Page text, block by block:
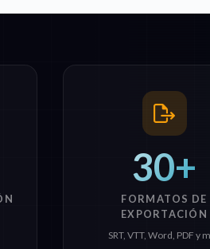
30+
FORMATOS DE
EXPORTACIÓN
SRT, VTT, Word, PDF y